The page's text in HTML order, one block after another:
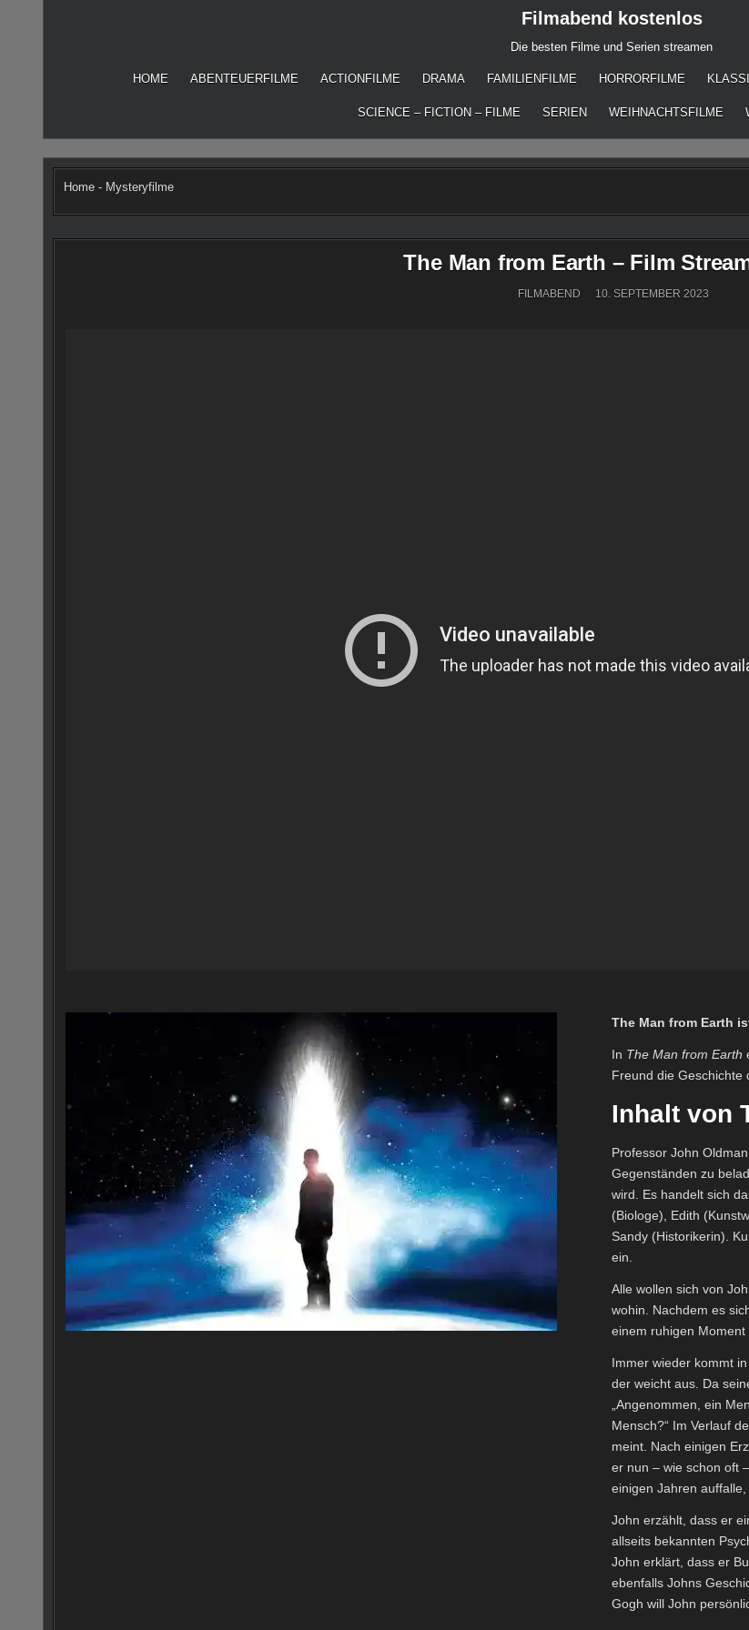
Filmabend kostenlos
Die besten Filme und Serien streamen
HOME ABENTEUERFILME ACTIONFILME DRAMA FAMILIENFILME HORRORFILME
SCIENCE – FICTION – FILME SERIEN WEIHNACHTSFILME
Home - Mysteryfilme
The Man from Earth – Film
FILMABEND 10. SEPTEMBER 2023
The Man from Earth
In The Man from Earth
Freund die Geschichte
Inhalt von
Professor John
Gegenständen zu
wird. Es handelt sich
(Biologe), Edith
Sandy (Historikerin).
ein.
Alle wollen sich von
wohin. Nachdem es
einem ruhigen Moment
Immer wieder kommt
der weicht aus. Da
„Angenommen, ein
Mensch?“ Im Verlauf
meint. Nach einigen
er nun – wie schon oft
einigen Jahren auffalle,
John erzählt, dass er
allseits bekannten
John erklärt, dass er
ebenfalls Johns
Gogh will John